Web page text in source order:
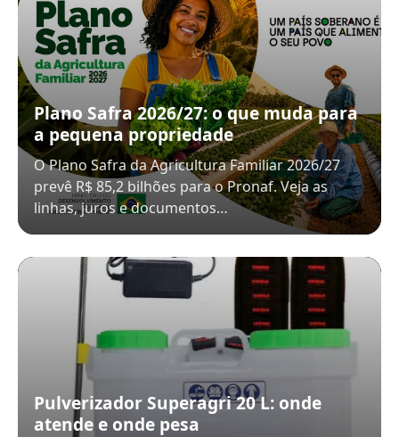
Plano Safra 2026/27: o que muda para
a pequena propriedade
O Plano Safra da Agricultura Familiar 2026/27
prevê R$ 85,2 bilhões para o Pronaf. Veja as
linhas, juros e documentos…
Pulverizador Superagri 20 L: onde
atende e onde pesa